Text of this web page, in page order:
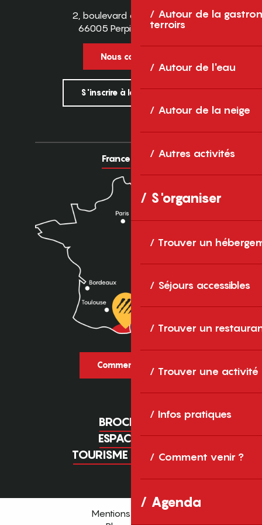
Autour de la
terroirs
Autour de l'eau
Autour de la neige
Autres activités
S'organiser
Trouver un
Séjours accessibles
Trouver un
Trouver une activité
Infos pratiques
Comment venir ?
Agenda
2, boulevard des Pyrénées
66005 Perpignan Cedex
Nous contacter
S'inscrire à la newsletter
France Europe
Comment venir ?
BROCHURES
ESPACE PRO
TOURISME D'AFFAIRES
Mentions légales